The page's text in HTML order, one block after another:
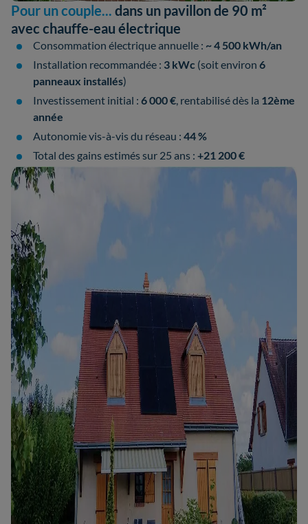
Pour un couple... dans un pavillon de 90 m²
avec chauffe-eau électrique
Consommation électrique annuelle : ~ 4 500 kWh/an
Installation recommandée : 3 kWc (soit environ 6
panneaux installés)
Investissement initial : 6 000 €, rentabilisé dès la 12ème
année
Autonomie vis-à-vis du réseau : 44 %
Total des gains estimés sur 25 ans : +21 200 €